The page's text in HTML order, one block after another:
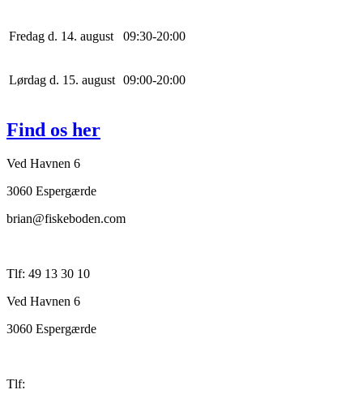
Fredag d. 14. august 09:30-20:00
Lørdag d. 15. august 09:00-20:00
Find os her
Ved Havnen 6
3060 Espergærde
brian@fiskeboden.com
Tlf: 49 13 30 10
Ved Havnen 6
3060 Espergærde
Tlf: